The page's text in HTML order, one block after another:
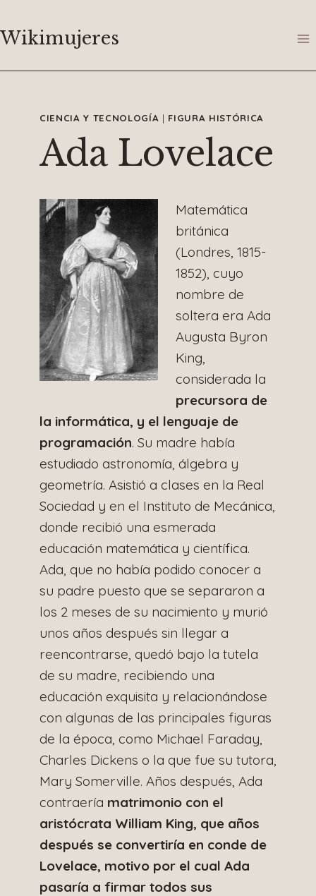
al
Wikimujeres
CIENCIA Y TECNOLOGÍA | FIGURA HISTÓRICA
Ada Lovelace
Matemática
británica
(Londres, 1815-
1852), cuyo
nombre de
soltera era Ada
Augusta Byron
King,
considerada la
precursora de
la informática, y el lenguaje de
programación. Su madre había
estudiado astronomía, álgebra y
geometría. Asistió a clases en la Real
Sociedad y en el Instituto de Mecánica,
donde recibió una esmerada
educación matemática y científica.
Ada, que no había podido conocer a
su padre puesto que se separaron a
los 2 meses de su nacimiento y murió
unos años después sin llegar a
reencontrarse, quedó bajo la tutela
de su madre, recibiendo una
educación exquisita y relacionándose
con algunas de las principales figuras
de la época, como Michael Faraday,
Charles Dickens o la que fue su tutora,
Mary Somerville. Años después, Ada
contraería matrimonio con el
aristócrata William King, que años
después se convertiría en conde de
Lovelace, motivo por el cual Ada
pasaría a firmar todos sus